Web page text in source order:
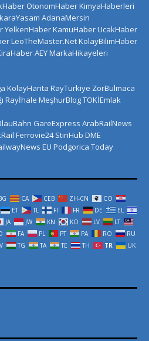
OtonomHaberKimyaHaberleri
AdanaMersin
YelkenHaberKamuHaberUcakHaber
LeoTheMaster.NetKolayBilimHaber
AEYMarkaHikayeleri
KolayHarita RayTurkiye ZorBulmaca
Rayİhale MeşhurBlogTOKİEmlak
GareExpress ArabRailNews
Ferrovie24 StiriHub DME
EU Podgorica Today
CA CEB ZH-CN
CO
ET TL FI FR DE
EL
JA JW KN KO LV
LT
FA PL PT PA RO
RU
TG TA TE TH TR
UK